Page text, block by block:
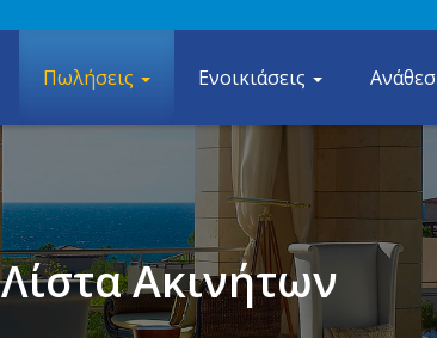
Πωλήσεις Ενοικιάσεις
Λίστα Ακινήτων